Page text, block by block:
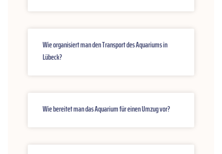
Wie organisiert man den Transport des Aquariums in
Lübeck?
Wie bereitet man das Aquarium für einen Umzug vor?